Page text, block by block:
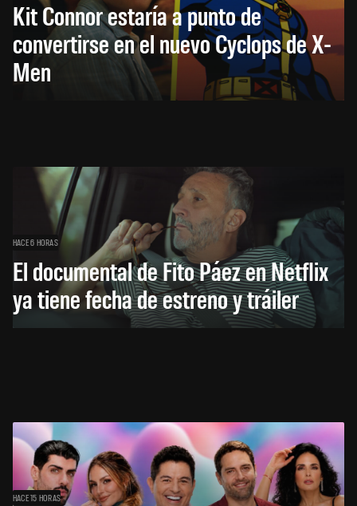
Kit Connor estaría a punto de
convertirse en el nuevo Cyclops de X-
Men
HACE 6 HORAS
El documental de Fito Páez en Netflix
ya tiene fecha de estreno y tráiler
HACE 15 HORAS